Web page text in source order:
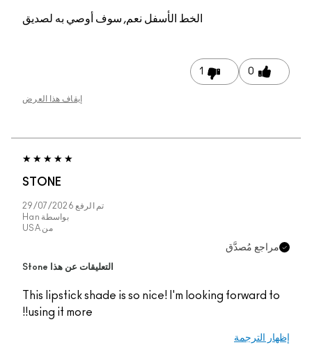
الخط الأسفلنعم, سوف أوصي به لصديق
إيقاف هذا العرض
29/07/2026
Han
مُصدَّق
التعليقات عن هذا Stone
This lipstick shade is so nice! I'm looking forward
using it more!!
الترجمة